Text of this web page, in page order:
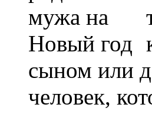
сыном или
человек,